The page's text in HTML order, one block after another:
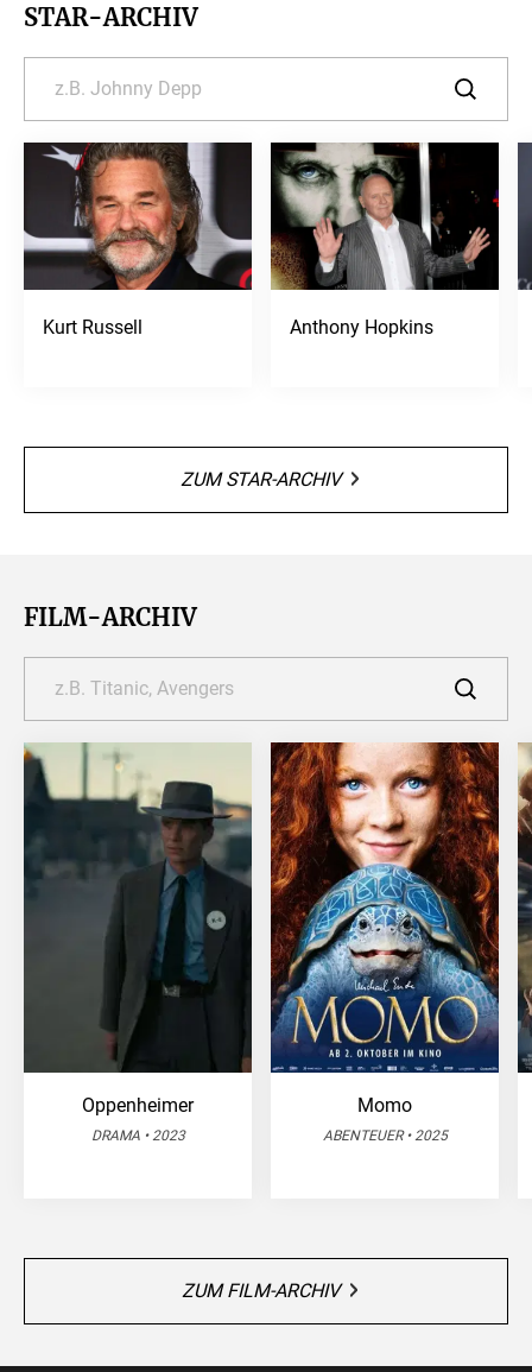
STAR-ARCHIV
Kurt Russell Anthony Hopkins
ZUM STAR-ARCHIV
FILM-ARCHIV
Oppenheimer
DRAMA • 2023
Momo
ABENTEUER • 2025
ZUM FILM-ARCHIV